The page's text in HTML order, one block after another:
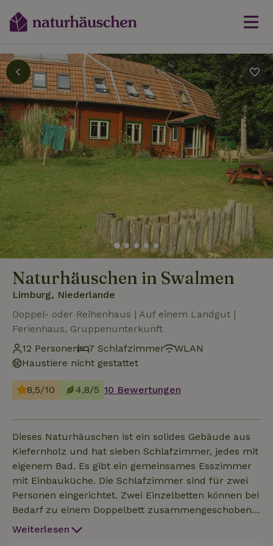
Naturhäuschen in Swalmen
Limburg, Niederlande
Doppel- oder Reihenhaus | Auf einem Landgut |
Ferienhaus, Gruppenunterkunft
12 Personen
7 Schlafzimmer
WLAN
Haustiere nicht gestattet
8,5/10 4,8/5 10 Bewertungen
Dieses Naturhäuschen ist ein solides Gebäude aus
Kiefernholz und hat sieben Schlafzimmer, jedes mit
eigenem Bad. Es gibt ein gemeinsames Esszimmer
mit Einbauküche. Die Schlafzimmer sind für zwei
Personen eingerichtet. Zwei Einzelbetten können bei
Bedarf zu einem Doppelbett zusammengeschoben
werden. Alle Zimmer sind zentral beheizt. Getrennt
Weiterlesen